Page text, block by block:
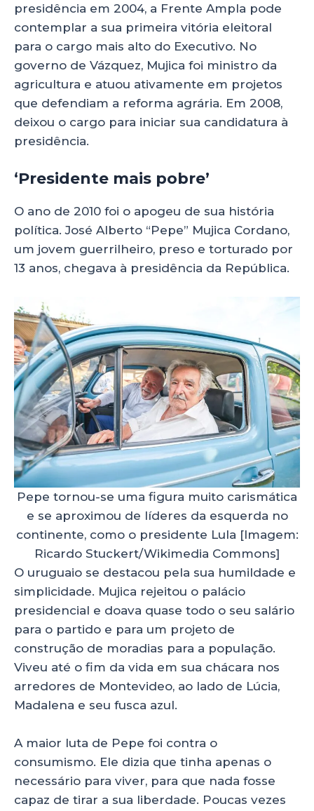
presidência em 2004, a Frente Ampla pode
contemplar a sua primeira vitória eleitoral
para o cargo mais alto do Executivo. No
governo de Vázquez, Mujica foi ministro da
agricultura e atuou ativamente em projetos
que defendiam a reforma agrária. Em 2008,
deixou o cargo para iniciar sua candidatura à
presidência.
‘Presidente mais pobre’
O ano de 2010 foi o apogeu de sua história
política. José Alberto “Pepe” Mujica Cordano,
um jovem guerrilheiro, preso e torturado por
13 anos, chegava à presidência da República.
Pepe tornou-se uma figura muito carismática
e se aproximou de líderes da esquerda no
continente, como o presidente Lula [Imagem:
Ricardo Stuckert/Wikimedia Commons]
O uruguaio se destacou pela sua humildade e
simplicidade. Mujica rejeitou o palácio
presidencial e doava quase todo o seu salário
para o partido e para um projeto de
construção de moradias para a população.
Viveu até o fim da vida em sua chácara nos
arredores de Montevideo, ao lado de Lúcia,
Madalena e seu fusca azul.
A maior luta de Pepe foi contra o
consumismo. Ele dizia que tinha apenas o
necessário para viver, para que nada fosse
capaz de tirar a sua liberdade. Poucas vezes